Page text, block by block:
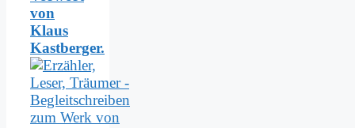
von
Klaus
Kastberger.